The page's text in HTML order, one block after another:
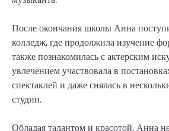
После окончания школы Анна
колледж, где продолжила изучение
также познакомилась с актерским
увлечением участвовала в
спектаклей и даже снялась в
студии.
Обладая талантом и красотой, Анна